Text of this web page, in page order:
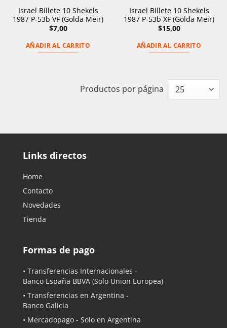
Israel Billete 10 Shekels
1987 P-53b VF (Golda Meir)
$7,00
AÑADIR AL CARRITO
Israel Billete 10 Shekels
1987 P-53b XF (Golda Meir)
$15,00
AÑADIR AL CARRITO
Productos por página
Links directos
Home
Contacto
Novedades
Tienda
Formas de pago
• Transferencias Internacionales -
Banco España BBVA (Solo Union Europea)
• Transferencias en Argentina -
Banco Galicia
• Mercadopago - Solo en Argentina